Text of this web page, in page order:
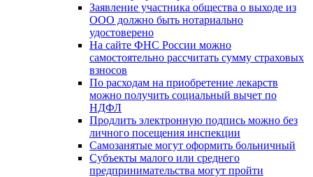
Заявление участника общества о выходе из
ООО должно быть нотариально
удостоверено
На сайте ФНС России можно
самостоятельно рассчитать сумму страховых
взносов
По расходам на приобретение лекарств
можно получить социальный вычет по
НДФЛ
Продлить электронную подпись можно без
личного посещения инспекции
Самозанятые могут оформить больничный
Субъекты малого или среднего
предпринимательства могут пройти